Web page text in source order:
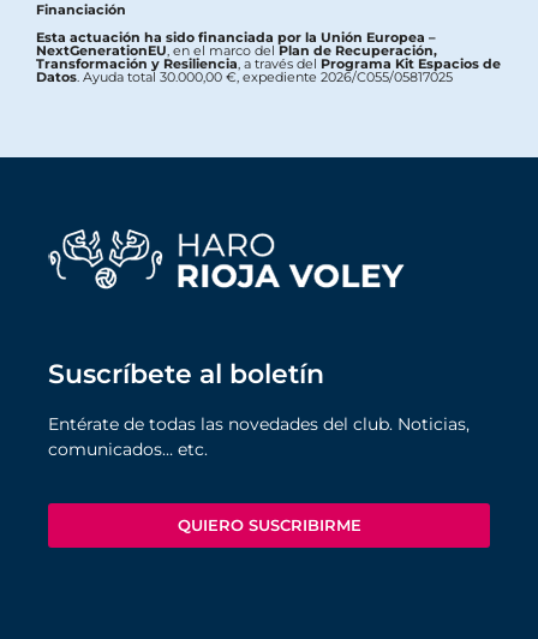
Financiación
Esta actuación ha sido financiada por la Unión Europea –
NextGenerationEU , en el marco delPlan de Recuperación,
Transformación y Resiliencia , a través del Programa Kit Espacios de
Datos . Ayuda total 30.000,00 €, expediente 2026/C055/05817025
Suscríbete al boletín
Entérate de todas las novedades del club. Noticias,
comunicados… etc.
QUIERO SUSCRIBIRME